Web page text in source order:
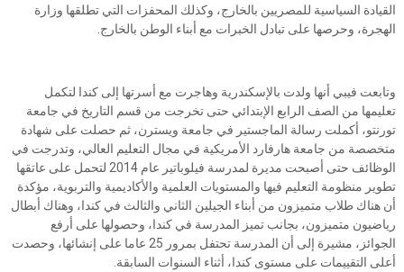
القيادة السياسية للمصريين بالخارج، وكذلك المحفزات التي تطلقها وزارة
الهجرة، وحرصها على تبادل الخبرات مع أبناء الوطن بالخارج.
وتابعت فيبي أنها ولدت بالإسكندرية وهاجرت مع أسرتها إلى كندا لتكمل
تعليمها من الصف الرابع الإبتدائي حتى تخرجت من قسم التاريخ في جامعة
تورنتو، أكملت رسالة الماجستير في جامعة ويسترن، ثم حصلت على شهادة
متخصصة من جامعة هارفارد الأمريكية في مجال التعليم العالي، وتدرجت في
الوظائف حتى أصبحت مديرة لمدرسة فيلوباتير عام 2014 لتحمل على عاتقها
تطوير منظومة التعليم فيها والمستويات العلمية والأكاديمية والتربوية، مؤكدة
أن هناك طلاب متميزون من أبناء الجيلين الثاني والثالث في كندا، وهناك أبطال
رياضيون متميزون، بجانب تميز المدرسة في كندا، وحصولها على أرفع
الجوائز، مشيرة إلى أن المدرسة تحتفل بمرور 25 عاما على إنشائها، وحصدت
أعلى التقييمات على مستوى كندا، أثناء السنوات السابقة.